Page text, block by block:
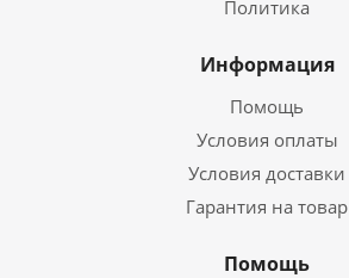
Политика
Информация
Помощь
Условия оплаты
Условия доставки
Гарантия на товар
Помощь